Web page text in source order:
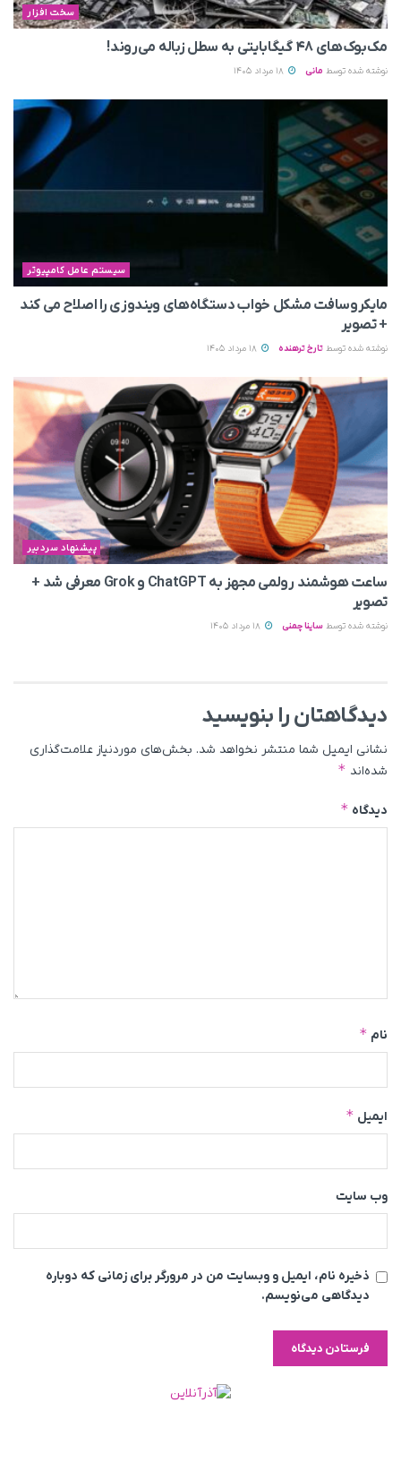
سخت افزار
مک‌بوک‌های ۴۸ گیگابایتی به سطل زباله می‌روند!
نوشته شده توسط مانی
سیستم عامل کامپیوتر
مایکروسافت مشکل خواب دستگاه‌های ویندوزی را اصلاح می‌ کند
+ تصویر
نوشته شده توسط تارخ ترهنده
پیشنهاد سردبیر
ساعت هوشمند رولمی مجهز به ChatGPT و Grok معرفی شد +
تصویر
نوشته شده توسط ساینا چمنی
دیدگاهتان را بنویسید
نشانی ایمیل شما منتشر نخواهد شد. بخش‌های موردنیاز علامت‌گذاری
شده‌اند *
دیدگاه *
نام *
ایمیل *
وب‌ سایت
ذخیره نام، ایمیل و وبسایت من در مرورگر برای زمانی که دوباره
دیدگاهی می‌نویسم.